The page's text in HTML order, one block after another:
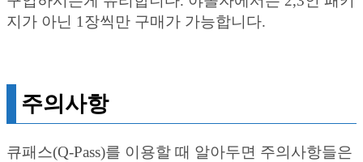
지가 아닌 1장씩만 구매가 가능합니다.
주의사항
큐패스(Q-Pass)를 이용할 때 알아두면 주의사항들은